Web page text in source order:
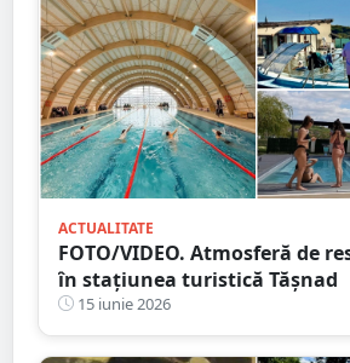
ACTUALITATE
FOTO/VIDEO. Atmosferă de
în stațiunea turistică Tășnad
15 iunie 2026